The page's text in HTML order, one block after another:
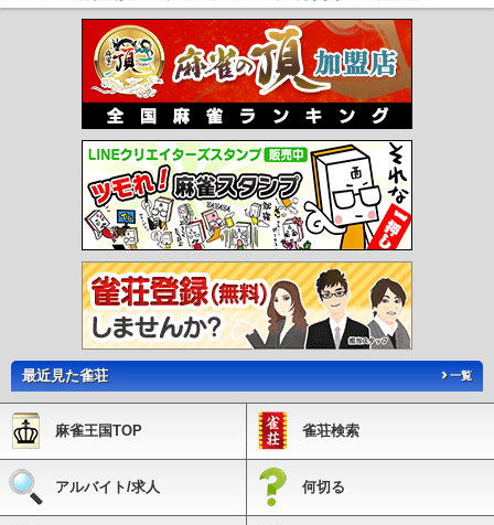
最近見た雀荘 一覧
麻雀王国TOP 雀荘検索
アルバイト/求人 何切る